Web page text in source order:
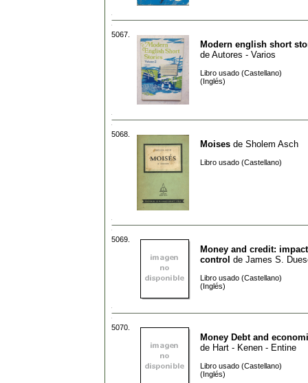
5067.
Modern english short
de Autores - Varios
Libro usado (Castellano)
(Inglés)
5068.
Moises de Sholem Asch
Libro usado (Castellano)
5069.
Money and credit:
control de James S.
Libro usado (Castellano)
(Inglés)
5070.
Money Debt and
de Hart - Kenen - Entine
Libro usado (Castellano)
(Inglés)